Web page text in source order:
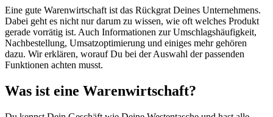
Eine gute Warenwirtschaft ist das Rückgrat Deines Unternehmens.
Dabei geht es nicht nur darum zu wissen, wie oft welches Produkt
gerade vorrätig ist. Auch Informationen zur Umschlagshäufigkeit,
Nachbestellung, Umsatzoptimierung und einiges mehr gehören
dazu. Wir erklären, worauf Du bei der Auswahl der passenden
Funktionen achten musst.
Was ist eine Warenwirtschaft?